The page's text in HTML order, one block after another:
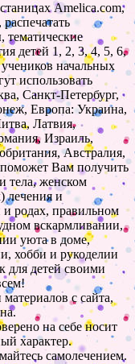
Amelica.com,
тематические
детей 1, 2, 3, 4, 5, 6,
начальных
использовать
Санкт-Петербург,
Европа: Украина,
Латвия,
Израиль,
Австралия,
Вам получить
тела, женском
лечения и
и родах, правильном
вскармливании,
уюта в доме,
хобби и рукоделии
для детей своими
с сайта,
на себе носит
характер.
самолечением.